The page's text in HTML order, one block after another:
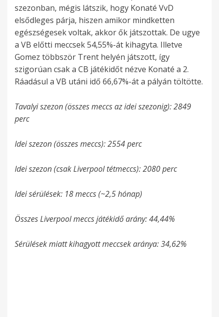
szezonban, mégis látszik, hogy Konaté VvD
elsődleges párja, hiszen amikor mindketten
egészségesek voltak, akkor ők játszottak. De ugye
a VB előtti meccsek 54,55%-át kihagyta. Illetve
Gomez többször Trent helyén játszott, így
szigorúan csak a CB játékidőt nézve Konaté a 2.
Ráadásul a VB utáni idő 66,67%-át a pályán töltötte.
Tavalyi szezon (összes meccs az idei szezonig): 2849
perc
Idei szezon (összes meccs): 2554 perc
Idei szezon (csak Liverpool tétmeccs): 2080 perc
Idei sérülések: 18 meccs (~2,5 hónap)
Összes Liverpool meccs játékidő arány: 44,44%
Sérülések miatt kihagyott meccsek aránya: 34,62%